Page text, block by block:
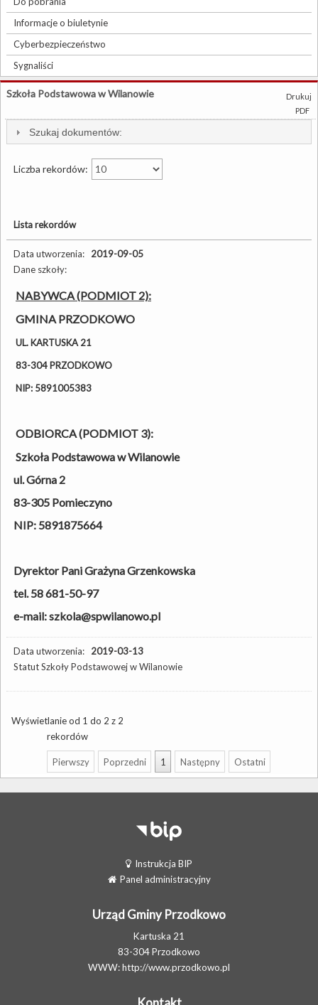
Informacje o biuletynie
Cyberbezpieczeństwo
Sygnaliści
Drukuj
PDF
Szkoła Podstawowa w Wilanowie
Szukaj dokumentów:
Liczba rekordów:
Lista rekordów
Data utworzenia: 2019-09-05
Dane szkoły:
NABYWCA (PODMIOT 2):
GMINA PRZODKOWO
UL. KARTUSKA 21
83-304 PRZODKOWO
NIP: 5891005383
ODBIORCA (PODMIOT 3):
Szkoła Podstawowa w Wilanowie
ul. Górna 2
83-305 Pomieczyno
NIP: 5891875664
Dyrektor Pani Grażyna Grzenkowska
tel. 58 681-50-97
e-mail: szkola@spwilanowo.pl
Data utworzenia: 2019-03-13
Statut Szkoły Podstawowej w Wilanowie
Wyświetlanie od 1 do 2 z 2
rekordów
Pierwszy Poprzedni 1 Następny Ostatni
Instrukcja BIP
Panel administracyjny
Urząd Gminy Przodkowo
Kartuska 21
83-304 Przodkowo
WWW:http://www.przodkowo.pl